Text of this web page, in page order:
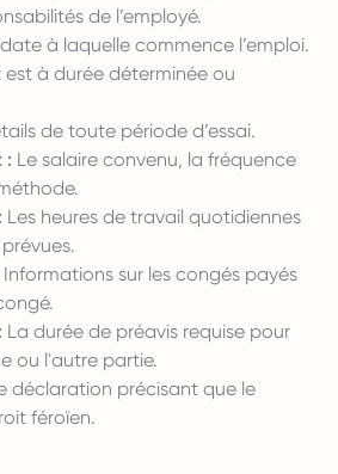
de l’employé.
à laquelle commence l’emploi.
est à durée déterminée ou
de toute période d’essai.
: Le salaire convenu, la fréquence
Les heures de travail quotidiennes
Informations sur les congés payés
La durée de préavis requise pour
ou l'autre partie.
déclaration précisant que le
féroïen.